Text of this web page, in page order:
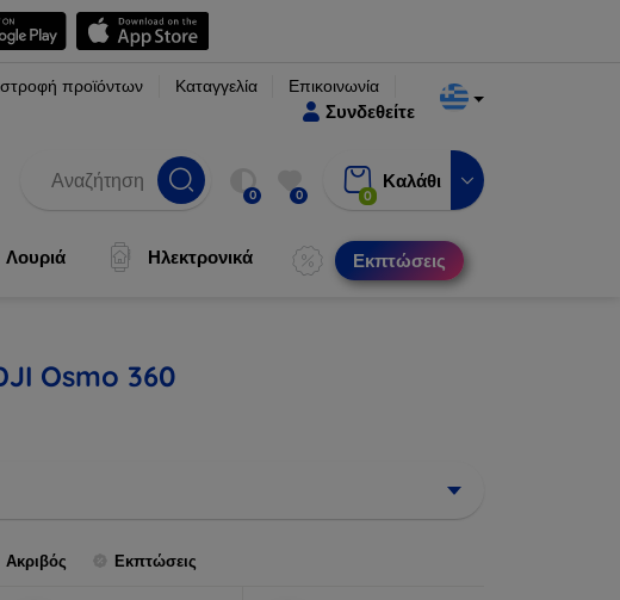
προϊόντων Καταγγελία Επικοινωνία
Συνδεθείτε
0 0 0
Καλάθι
Λουριά Ηλεκτρονικά Εκπτώσεις
Osmo 360
Ακριβός Εκπτώσεις